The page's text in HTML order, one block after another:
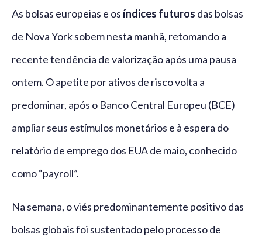
As bolsas europeias e os índices futuros das bolsas
de Nova York sobem nesta manhã, retomando a
recente tendência de valorização após uma pausa
ontem. O apetite por ativos de risco volta a
predominar, após o Banco Central Europeu (BCE)
ampliar seus estímulos monetários e à espera do
relatório de emprego dos EUA de maio, conhecido
como “payroll”.
Na semana, o viés predominantemente positivo das
bolsas globais foi sustentado pelo processo de